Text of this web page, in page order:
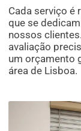
Cada serviço é
que se
nossos
avaliação
um orçamento
área de Lisboa.